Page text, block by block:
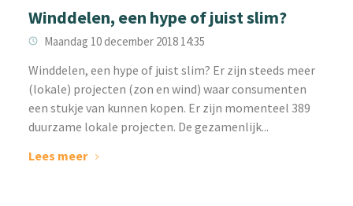
Winddelen, een hype of juist slim?
Maandag 10 december 2018 14:35
Winddelen, een hype of juist slim? Er zijn steeds meer
(lokale) projecten (zon en wind) waar consumenten
een stukje van kunnen kopen. Er zijn momenteel 389
duurzame lokale projecten. De gezamenlijk...
Lees meer